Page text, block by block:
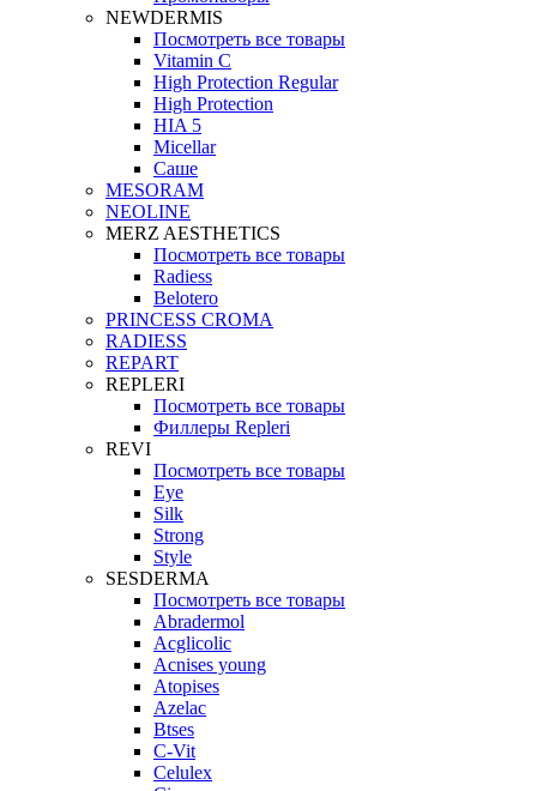
NEWDERMIS
Посмотреть все товары
Vitamin C
High Protection Regular
High Protection
HIA 5
Micellar
Саше
MESORAM
NEOLINE
MERZ AESTHETICS
Посмотреть все товары
Radiess
Belotero
PRINCESS CROMA
RADIESS
REPART
REPLERI
Посмотреть все товары
Филлеры Repleri
REVI
Посмотреть все товары
Eye
Silk
Strong
Style
SESDERMA
Посмотреть все товары
Abradermol
Acglicolic
Acnises young
Atopises
Azelac
Btses
C-Vit
Celulex